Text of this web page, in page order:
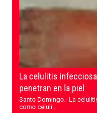
La celulitis
penetran en la piel
Santo Domingo.- La
como celuli...